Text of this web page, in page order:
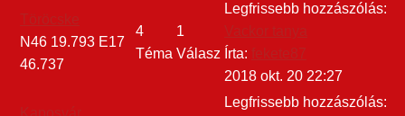
N46 19.793 E17
46.737
4
Téma
1
Válasz
Legfrissebb hozzászólás:
Írta:
2018 okt. 20 22:27
Legfrissebb hozzászólás: